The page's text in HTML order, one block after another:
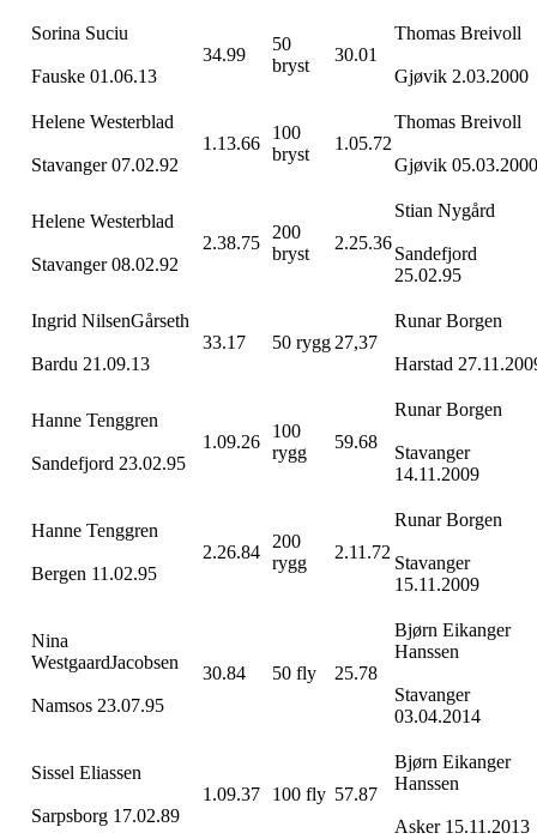
Sorina Suciu
Fauske 01.06.13
34.99
50
bryst
30.01
Thomas Breivoll
Gjøvik 2.03.2000
Helene Westerblad
Stavanger 07.02.92
1.13.66
100
bryst
1.05.72
Thomas Breivoll
Gjøvik 05.03.2000
Helene Westerblad
Stavanger 08.02.92
2.38.75
200
bryst
2.25.36
Stian Nygård
Sandefjord
25.02.95
Ingrid NilsenGårseth
Bardu 21.09.13
33.17 50 rygg 27,37
Runar Borgen
Harstad
Hanne Tenggren
Sandefjord 23.02.95
1.09.26
100
rygg
59.68
Runar Borgen
Stavanger
14.11.2009
Hanne Tenggren
Bergen 11.02.95
2.26.84
200
rygg
2.11.72
Runar Borgen
Stavanger
15.11.2009
Nina
WestgaardJacobsen
Namsos 23.07.95
30.84 50 fly 25.78
Bjørn Eikanger
Hanssen
Stavanger
03.04.2014
Sissel Eliassen
Sarpsborg 17.02.89
1.09.37 100 fly 57.87
Bjørn Eikanger
Hanssen
Asker 15.11.2013